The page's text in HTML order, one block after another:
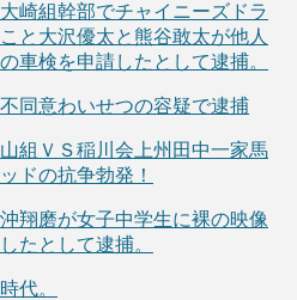
崎組幹部でチャイニーズドラ
と大沢優太と熊谷敢太が他人
車検を申請したとして逮捕。
同意わいせつの容疑で逮捕
組ＶＳ稲川会上州田中一家馬
ドの抗争勃発！
翔磨が女子中学生に裸の映像
たとして逮捕。
代。